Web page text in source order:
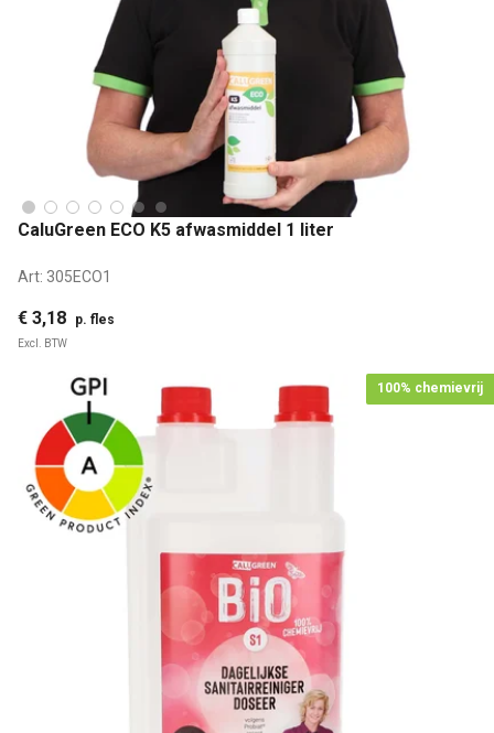
CaluGreen ECO K5 afwasmiddel 1 liter
Art: 305ECO1
€ 3,18 p. fles
Excl. BTW
100% chemievrij